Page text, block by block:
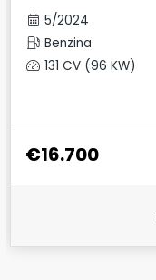
5/2024
Benzina
131 CV (96 KW)
€16.700